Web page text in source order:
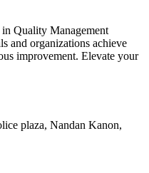
Quality Management
and organizations achieve
improvement. Elevate your
plaza, Nandan Kanon,